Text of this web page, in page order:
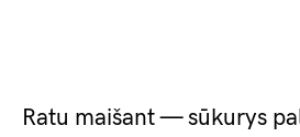
Ratu maišant — sūkurys